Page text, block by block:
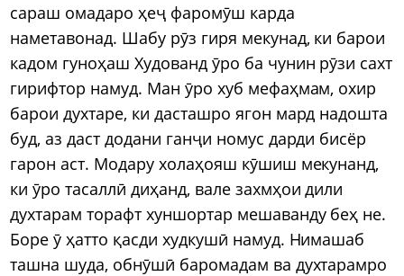
сараш омадаро ҳеҷ фаромӯш карда
наметавонад. Шабу рӯз гиря мекунад, ки барои
кадом гуноҳаш Худованд ӯро ба чунин рӯзи сахт
гирифтор намуд. Ман ӯро хуб мефаҳмам, охир
барои духтаре, ки дасташро ягон мард надошта
буд, аз даст додани ганҷи номус дарди бисёр
гарон аст. Модару холаҳояш кӯшиш мекунанд,
ки ӯро тасаллӣ диҳанд, вале захмҳои дили
духтарам торафт хуншортар мешаванду беҳ не.
Боре ӯ ҳатто қасди худкушӣ намуд. Нимашаб
ташна шуда, обнӯшӣ баромадам ва духтарамро